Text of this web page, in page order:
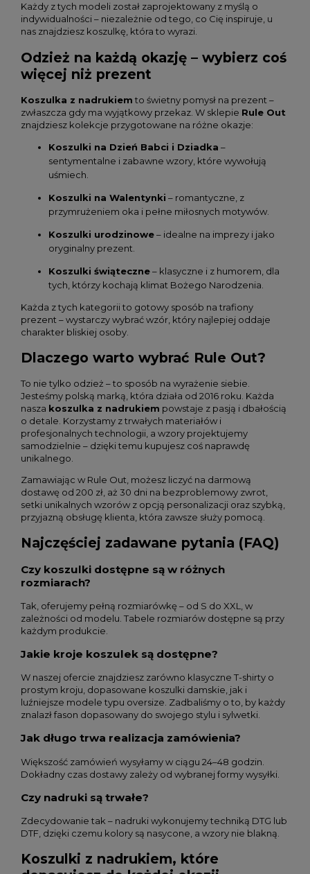
Każdy z tych modeli został zaprojektowany z myślą o
indywidualności – niezależnie od tego, co Cię inspiruje, u
nas znajdziesz koszulkę, która to wyrazi.
Odzież na każdą okazję – wybierz coś
więcej niż prezent
Koszulka z nadrukiem to świetny pomysł na prezent –
zwłaszcza gdy ma wyjątkowy przekaz. W sklepie Rule Out
znajdziesz kolekcje przygotowane na różne okazje:
Koszulki na Dzień Babci i Dziadka –
sentymentalne i zabawne wzory, które wywołują
uśmiech.
Koszulki na Walentynki – romantyczne, z
przymrużeniem oka i pełne miłosnych motywów.
Koszulki urodzinowe– idealne na imprezy i jako
oryginalny prezent.
Koszulki świąteczne– klasyczne i z humorem, dla
tych, którzy kochają klimat Bożego Narodzenia.
Każda z tych kategorii to gotowy sposób na trafiony
prezent – wystarczy wybrać wzór, który najlepiej oddaje
charakter bliskiej osoby.
Dlaczego warto wybrać Rule Out?
To nie tylko odzież – to sposób na wyrażenie siebie.
Jesteśmy polską marką, która działa od 2016 roku. Każda
nasza koszulka z nadrukiem powstaje z pasją i dbałością
o detale. Korzystamy z trwałych materiałów i
profesjonalnych technologii, a wzory projektujemy
samodzielnie – dzięki temu kupujesz coś naprawdę
unikalnego.
Zamawiając w Rule Out, możesz liczyć na darmową
dostawę od 200 zł, aż 30 dni na bezproblemowy zwrot,
setki unikalnych wzorów z opcją personalizacji oraz szybką,
przyjazną obsługę klienta, która zawsze służy pomocą.
Najczęściej zadawane pytania (FAQ)
Czy koszulki dostępne są w różnych
rozmiarach?
Tak, oferujemy pełną rozmiarówkę – od S do XXL, w
zależności od modelu. Tabele rozmiarów dostępne są przy
każdym produkcie.
Jakie kroje koszulek są dostępne?
W naszej ofercie znajdziesz zarówno klasyczne T-shirty o
prostym kroju, dopasowane koszulki damskie, jak i
luźniejsze modele typu oversize. Zadbaliśmy o to, by każdy
znalazł fason dopasowany do swojego stylu i sylwetki.
Jak długo trwa realizacja zamówienia?
Większość zamówień wysyłamy w ciągu 24–48 godzin.
Dokładny czas dostawy zależy od wybranej formy wysyłki.
Czy nadruki są trwałe?
Zdecydowanie tak – nadruki wykonujemy techniką DTG lub
DTF, dzięki czemu kolory są nasycone, a wzory nie blakną.
Koszulki z nadrukiem, które